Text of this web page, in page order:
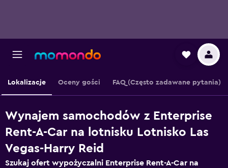
Lokalizacje Oceny gości FAQ (Często zadawane pytania)
Wynajem samochodów z Enterprise
Rent-A-Car na lotnisku Lotnisko Las
Vegas-Harry Reid
Szukaj ofert wypożyczalni Enterprise Rent-A-Car na